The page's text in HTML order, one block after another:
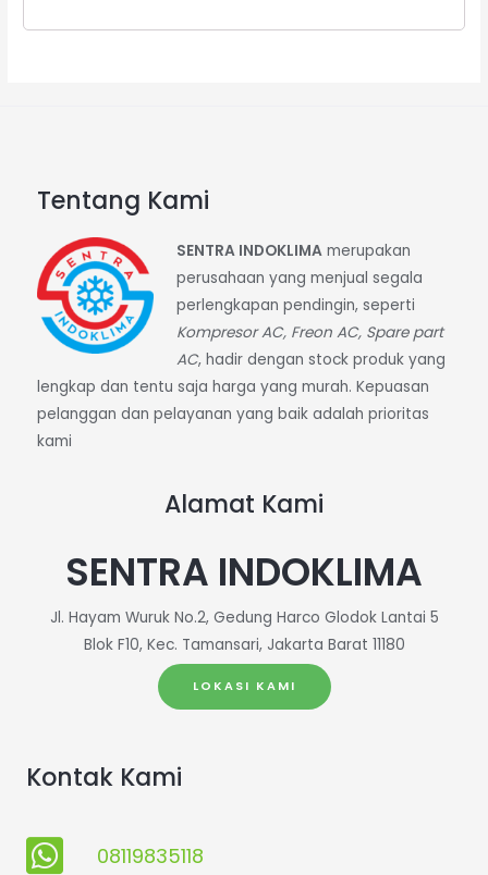
Tentang Kami
SENTRA INDOKLIMAmerupakan
perusahaan yang menjual segala
perlengkapan pendingin, seperti
Kompresor AC, Freon AC, Spare part
AC, hadir dengan stock produk yang
lengkap dan tentu saja harga yang murah. Kepuasan
pelanggan dan pelayanan yang baik adalah prioritas
kami
Alamat Kami
SENTRA INDOKLIMA
Jl. Hayam Wuruk No.2, Gedung Harco Glodok Lantai 5
Blok F10, Kec. Tamansari, Jakarta Barat 11180
LOKASI KAMI
Kontak Kami
08119835118